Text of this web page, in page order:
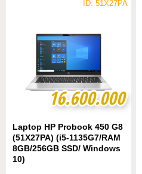
ID: 51X27PA
16.600.000
16.600.000
Laptop HP Probook 450 G8
(51X27PA) (i5-1135G7/RAM
8GB/256GB SSD/ Windows
10)